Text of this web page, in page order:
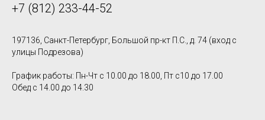
+7 (812) 233-44-52
197136, Санкт-Петербург, Большой пр-кт П.С., д. 74 (вход с
улицы Подрезова)
График работы: Пн-Чт с 10.00 до 18.00, Пт с10 до 17.00
Обед с 14.00 до 14.30